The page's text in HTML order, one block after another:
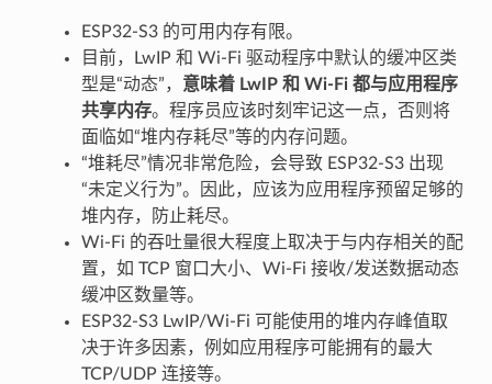
ESP32-S3 的可用内存有限。
目前，LwIP 和 Wi-Fi 驱动程序中默认的缓冲区类
型是“动态”， 意味着 LwIP 和 Wi-Fi 都与应用程序
共享内存。程序员应该时刻牢记这一点，否则将
面临如“堆内存耗尽”等的内存问题。
“堆耗尽”情况非常危险，会导致 ESP32-S3 出现
“未定义行为”。因此，应该为应用程序预留足够的
堆内存，防止耗尽。
Wi-Fi 的吞吐量很大程度上取决于与内存相关的配
置，如 TCP 窗口大小、Wi-Fi 接收/发送数据动态
缓冲区数量等。
ESP32-S3 LwIP/Wi-Fi 可能使用的堆内存峰值取
决于许多因素，例如应用程序可能拥有的最大
TCP/UDP 连接等。